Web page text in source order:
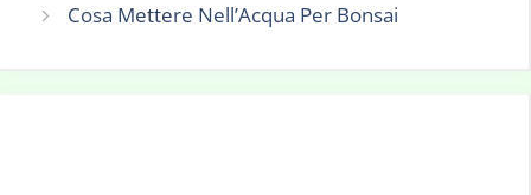
Cosa Mettere Nell’Acqua Per Bonsai